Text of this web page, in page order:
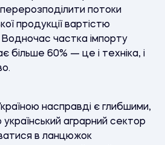
потоки
продукції вартістю
частка імпорту
більше 60% — це і техніка, і
насправді є глибшими,
аграрний сектор
в ланцюжок